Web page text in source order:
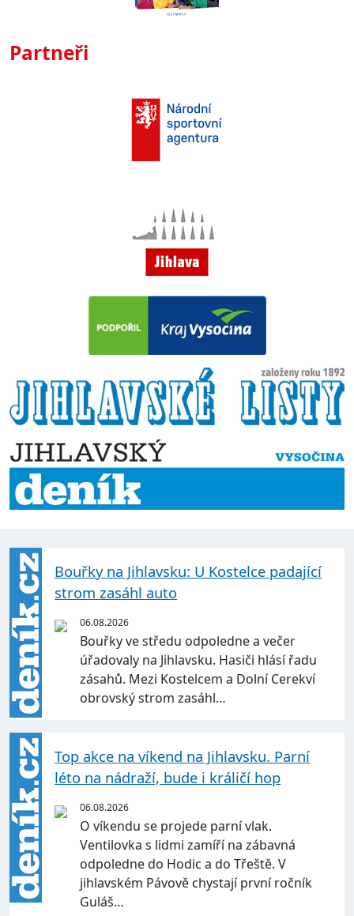
Partneři
Bouřky na Jihlavsku: U Kostelce padající
strom zasáhl auto
06.08.2026
Bouřky ve středu odpoledne a večer
úřadovaly na Jihlavsku. Hasiči hlásí řadu
zásahů. Mezi Kostelcem a Dolní Cerekví
obrovský strom zasáhl…
Top akce na víkend na Jihlavsku. Parní
léto na nádraží, bude i králičí hop
06.08.2026
O víkendu se projede parní vlak.
Ventilovka s lidmi zamíří na zábavná
odpoledne do Hodic a do Třeště. V
jihlavském Pávově chystají první ročník
Guláš…